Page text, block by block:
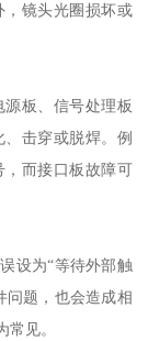
镜头光圈损坏或
板、信号处理板
击穿或脱焊。例
而接口板故障可
设为“等待外部触
问题，也会造成相
见。